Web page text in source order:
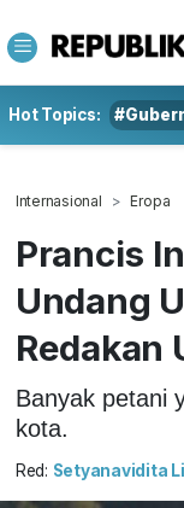
Hot Topics:
Internasional Eropa
Prancis
Undang
Redakan
Banyak petani
kota.
Red: Setyanavidita